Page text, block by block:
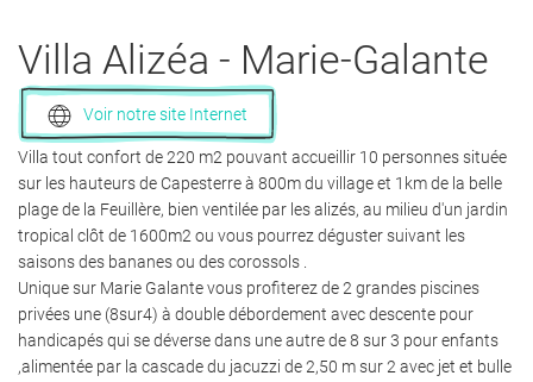
Villa Alizéa - Marie-Galante
Voir notre site Internet
Villa tout confort de 220 m2 pouvant accueillir 10 personnes située
sur les hauteurs de Capesterre à 800m du village et 1km de la belle
plage de la Feuillère, bien ventilée par les alizés, au milieu d'un jardin
tropical clôt de 1600m2 ou vous pourrez déguster suivant les
saisons des bananes ou des corossols .
Unique sur Marie Galante vous profiterez de 2 grandes piscines
privées une (8sur4) à double débordement avec descente pour
handicapés qui se déverse dans une autre de 8 sur 3 pour enfants
,alimentée par la cascade du jacuzzi de 2,50 m sur 2 avec jet et bulle